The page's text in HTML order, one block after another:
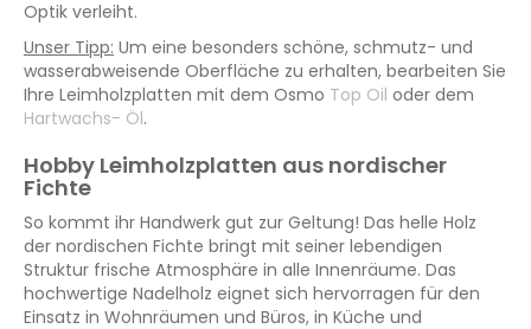
Optik verleiht.
Unser Tipp: Um eine besonders schöne, schmutz- und
wasserabweisende Oberfläche zu erhalten, bearbeiten Sie
Ihre Leimholzplatten mit dem Osmo Top Oil oder dem
Hartwachs- Öl.
Hobby Leimholzplatten aus nordischer
Fichte
So kommt ihr Handwerk gut zur Geltung! Das helle Holz
der nordischen Fichte bringt mit seiner lebendigen
Struktur frische Atmosphäre in alle Innenräume. Das
hochwertige Nadelholz eignet sich hervorragen für den
Einsatz in Wohnräumen und Büros, in Küche und